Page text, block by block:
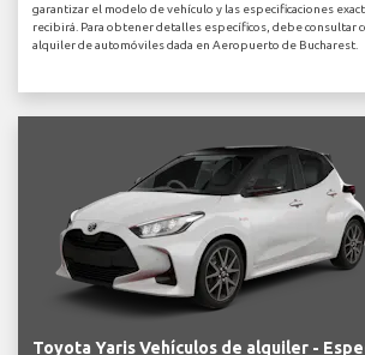
garantizar el modelo de vehículo y las especificaciones
recibirá. Para obtener detalles específicos, debe consultar
alquiler de automóviles dada en Aeropuerto de Bucharest.
Toyota Yaris Vehículos de alquiler -